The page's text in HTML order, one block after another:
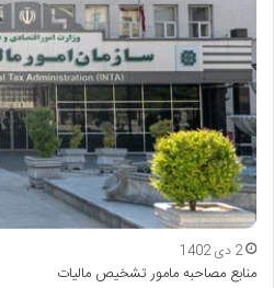
2 دی 1402
منابع مصاحبه مامور تشخیص مالیات